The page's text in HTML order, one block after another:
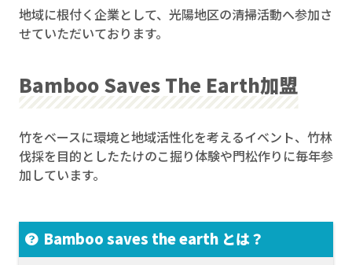
地域に根付く企業として、光陽地区の清掃活動へ参加さ
せていただいております。
Bamboo Saves The Earth加盟
竹をベースに環境と地域活性化を考えるイベント、竹林
伐採を目的としたたけのこ掘り体験や門松作りに毎年参
加しています。
Bamboo saves the earth とは？